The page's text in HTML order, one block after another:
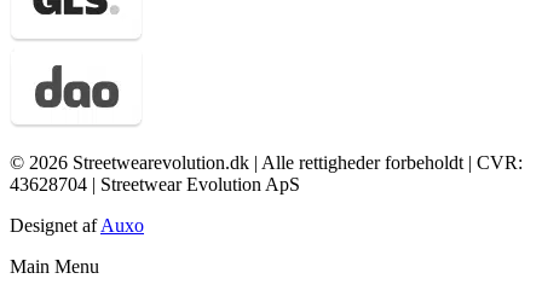
© 2026 Streetwearevolution.dk | Alle rettigheder forbeholdt | CVR:
43628704 | Streetwear Evolution ApS
Designet afAuxo
Main Menu